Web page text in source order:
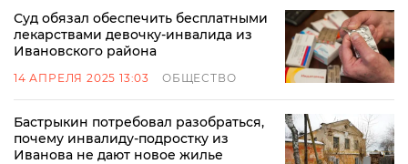
Суд обязал обеспечить бесплатными
лекарствами девочку-инвалида из
Ивановского района
14 АПРЕЛЯ 2025 13:03 ОБЩЕСТВО
Бастрыкин потребовал разобраться,
почему инвалиду-подростку из
Иванова не дают новое жилье